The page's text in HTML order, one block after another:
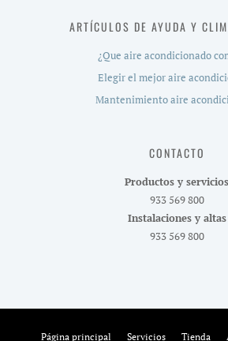
ARTÍCULOS DE AYUDA Y
¿Que aire acondicionado
Elegir el mejor aire
Mantenimiento aire
CONTACTO
Productos y servicios
933 569 800
Instalaciones y altas
933 569 800
Página principal Servicios Tienda